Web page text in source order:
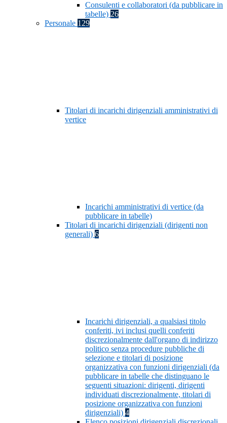
Consulenti e collaboratori (da pubblicare in
tabelle) 26
Personale 129
Titolari di incarichi dirigenziali amministrativi di
vertice
Incarichi amministrativi di vertice (da
pubblicare in tabelle)
Titolari di incarichi dirigenziali (dirigenti non
generali) 6
Incarichi dirigenziali, a qualsiasi titolo
conferiti, ivi inclusi quelli conferiti
discrezionalmente dall'organo di indirizzo
politico senza procedure pubbliche di
selezione e titolari di posizione
organizzativa con funzioni dirigenziali (da
pubblicare in tabelle che distinguano le
seguenti situazioni: dirigenti, dirigenti
individuati discrezionalmente, titolari di
posizione organizzativa con funzioni
dirigenziali) 4